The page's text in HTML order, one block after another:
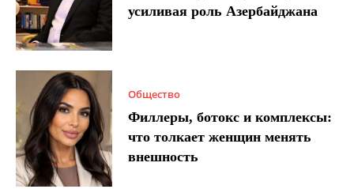
усиливая роль Азербайджана
Общество
Филлеры, ботокс и комплексы:
что толкает женщин менять
внешность